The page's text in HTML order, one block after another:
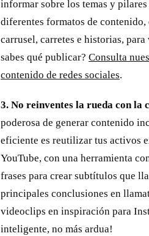
informar sobre los temas y
diferentes formatos de
carrusel, carretes e historias,
sabes qué publicar? Consulta
contenido de redes sociales.
3. No reinventes la rueda con la
poderosa de generar contenido
eficiente es reutilizar tus activos
YouTube, con una herramienta
frases para crear subtítulos que
principales conclusiones en
videoclips en inspiración para
inteligente, no más ardua!